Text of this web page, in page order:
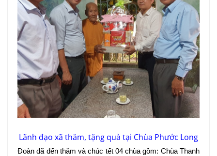
Lãnh đạo xã thăm, tặng quà tại Chùa Phước Long
Đoàn đã đến thăm và chúc tết 04 chùa gồm: Chùa Thanh